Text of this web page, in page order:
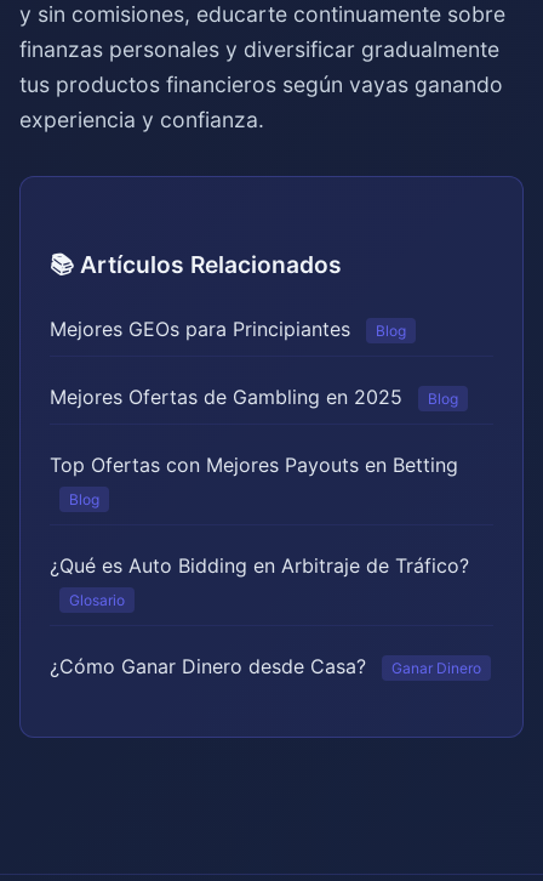
y sin comisiones, educarte continuamente sobre
finanzas personales y diversificar gradualmente
tus productos financieros según vayas ganando
experiencia y confianza.
📚 Artículos Relacionados
Mejores GEOs para Principiantes Blog
Mejores Ofertas de Gambling en 2025 Blog
Top Ofertas con Mejores Payouts en Betting
Blog
¿Qué es Auto Bidding en Arbitraje de Tráfico?
Glosario
¿Cómo Ganar Dinero desde Casa? Ganar Dinero